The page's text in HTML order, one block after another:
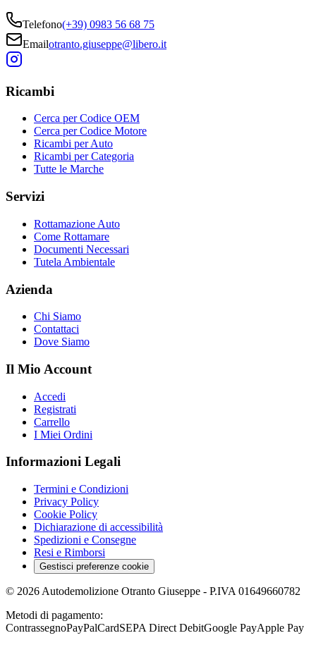
Telefono(+39) 0983 56 68 75
Emailotranto.giuseppe@libero.it
Ricambi
Cerca per Codice OEM
Cerca per Codice Motore
Ricambi per Auto
Ricambi per Categoria
Tutte le Marche
Servizi
Rottamazione Auto
Come Rottamare
Documenti Necessari
Tutela Ambientale
Azienda
Chi Siamo
Contattaci
Dove Siamo
Il Mio Account
Accedi
Registrati
Carrello
I Miei Ordini
Informazioni Legali
Termini e Condizioni
Privacy Policy
Cookie Policy
Dichiarazione di accessibilità
Spedizioni e Consegne
Resi e Rimborsi
Gestisci preferenze cookie
© 2026 Autodemolizione Otranto Giuseppe - P.IVA 01649660782
Metodi di pagamento:
ContrassegnoPayPalCardSEPA Direct DebitGoogle PayApple Pay